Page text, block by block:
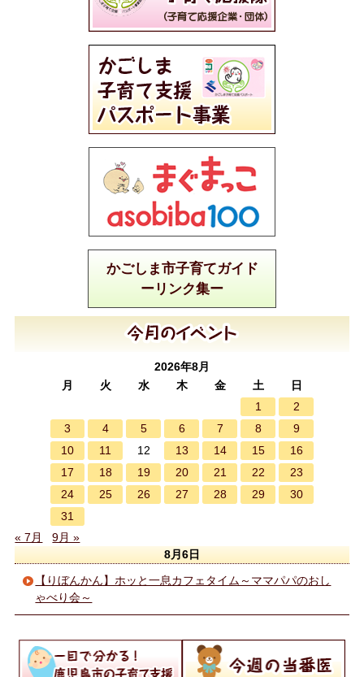
かごしま市子育てガイド
ーリンク集ー
2026年8月
月
火 水 木 金 土
日
1
2
3
4 5 6 7 8
9
10
11 12 13 14 15
16
17
18 19 20 21 22
23
24
25 26 27 28 29
30
31
« 7月
9月 »
8月6日
【りぼんかん】ホッと一息カフェタイム～ママパパのおし
ゃべり会～